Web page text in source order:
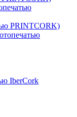
PRINTCORK)
IberCork